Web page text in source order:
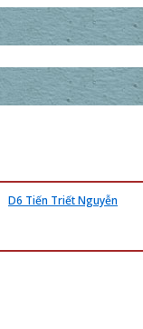
D6 Tiến Triết Nguyễn